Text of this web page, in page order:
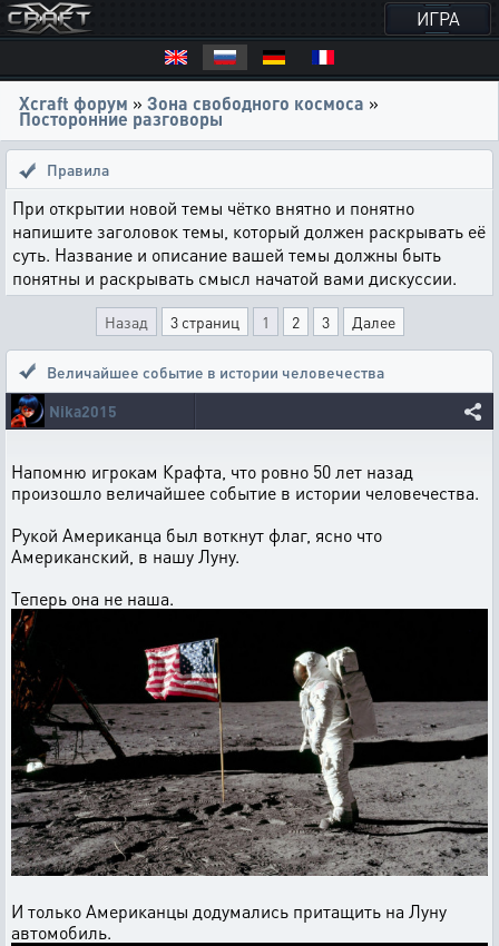
ИГРА
Xcraft форум » Зона свободного космоса »
Посторонние разговоры
Правила
При открытии новой темы чётко внятно и понятно
напишите заголовок темы, который должен раскрывать её
суть. Название и описание вашей темы должны быть
понятны и раскрывать смысл начатой вами дискуссии.
Назад 3 страниц 1 2 3 Далее
Величайшее событие в истории человечества
Nika2015
Напомню игрокам Крафта, что ровно 50 лет назад
произошло величайшее событие в истории человечества.
Рукой Американца был воткнут флаг, ясно что
Американский, в нашу Луну.
Теперь она не наша.
И только Американцы додумались притащить на Луну
автомобиль.